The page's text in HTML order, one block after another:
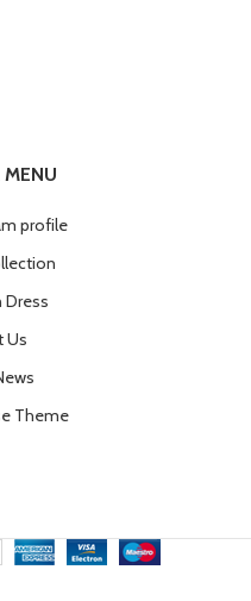
profile
Dress
Us
Theme